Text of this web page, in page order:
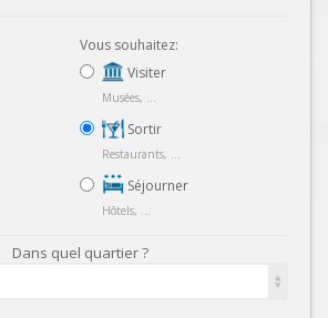
Vous souhaitez:
Visiter
Musées, ...
Sortir
Restaurants, ...
Séjourner
Hôtels, ...
Dans quel quartier ?